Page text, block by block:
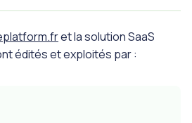
et la solution SaaS
édités et exploités par :